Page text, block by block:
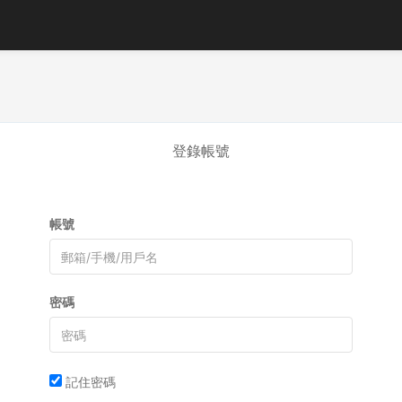
登錄帳號
帳號
密碼
記住密碼